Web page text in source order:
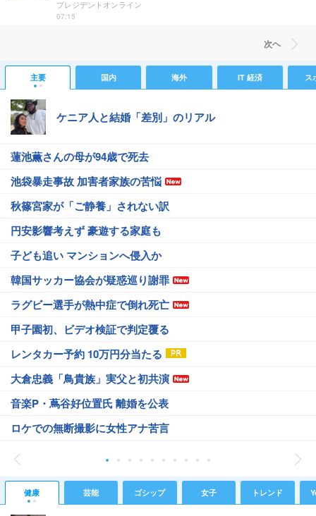
プレジデントオンライン
07:15
次ヘ
主要 国内 海外 IT 経済 ス
ケニア人と結婚「差別」のリアル
蓮池薫さんの母が94歳で死去
池袋暴走事故 加害者家族の苦悩
秋篠宮家が「ご静養」されない訳
円安影響考えず 豪遊する家庭も
子ども追い マンションへ侵入か
韓国サッカー協会が疑惑巡り謝罪
ラグビー選手が熱中症で倒れ死亡
甲子園初、ビデオ検証で判定覆る
レンタカー予約 10万円分当たる
大倉忠義「鳥貴族」実父と初共演
音楽P・蔦谷好位置氏 離婚を公表
ロケでの無断撮影に女性アナ苦言
健康 芸能 ゴシップ 女子 トレンド